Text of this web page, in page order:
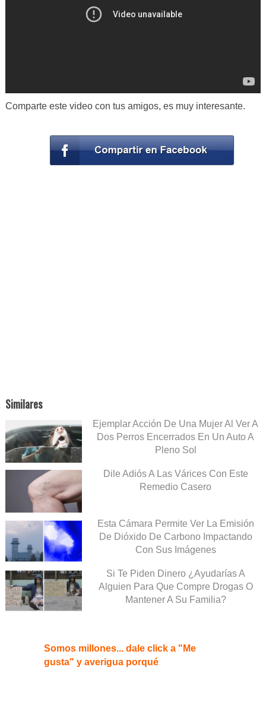
Comparte este video con tus amigos, es muy interesante.
Similares
Ejemplar Acción De Una Mujer Al Ver A
Dos Perros Encerrados En Un Auto A
Pleno Sol
Dile Adiós A Las Várices Con Este
Remedio Casero
Esta Cámara Permite Ver La Emisión
De Dióxido De Carbono Impactando
Con Sus Imágenes
Si Te Piden Dinero ¿Ayudarías A
Alguien Para Que Compre Drogas O
Mantener A Su Familia?
Somos millones... dale click a "Me
gusta" y averigua porqué